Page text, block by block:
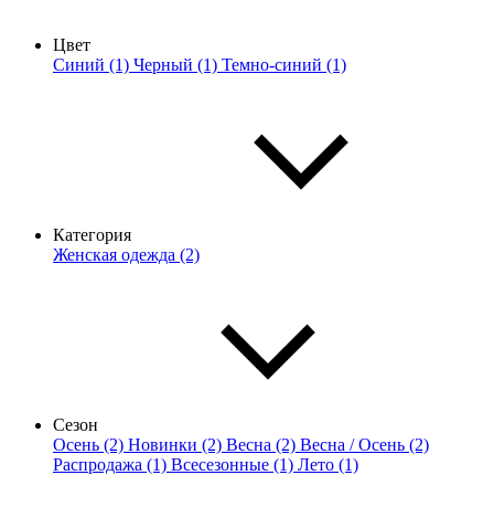
Цвет
Синий (1) Черный (1) Темно-синий (1)
Категория
Женская одежда (2)
Сезон
Осень (2) Новинки (2) Весна (2) Весна / Осень (2)
Распродажа (1) Всесезонные (1) Лето (1)